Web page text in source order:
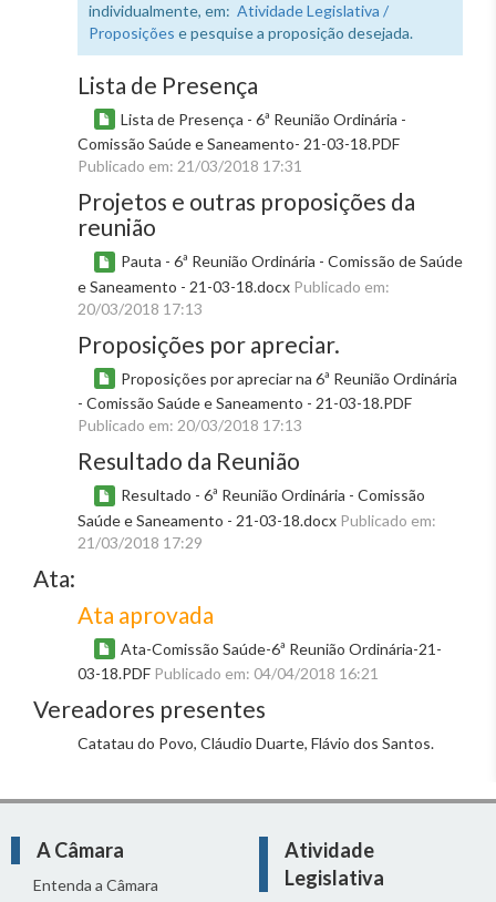
individualmente, em: Atividade Legislativa /
Proposições e pesquise a proposição desejada.
Lista de Presença
Lista de Presença - 6ª Reunião Ordinária -
Comissão Saúde e Saneamento- 21-03-18.PDF
Publicado em: 21/03/2018 17:31
Projetos e outras proposições da
reunião
Pauta - 6ª Reunião Ordinária - Comissão de Saúde
e Saneamento - 21-03-18.docx Publicado em:
20/03/2018 17:13
Proposições por apreciar.
Proposições por apreciar na 6ª Reunião Ordinária
- Comissão Saúde e Saneamento - 21-03-18.PDF
Publicado em: 20/03/2018 17:13
Resultado da Reunião
Resultado - 6ª Reunião Ordinária - Comissão
Saúde e Saneamento - 21-03-18.docx Publicado em:
21/03/2018 17:29
Ata:
Ata aprovada
Ata-Comissão Saúde-6ª Reunião Ordinária-21-
03-18.PDF Publicado em: 04/04/2018 16:21
Vereadores presentes
Catatau do Povo, Cláudio Duarte, Flávio dos Santos.
A Câmara
Entenda a Câmara
Atividade
Legislativa